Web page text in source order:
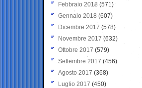
Febbraio 2018 (571)
Gennaio 2018 (607)
Dicembre 2017 (578)
Novembre 2017 (632)
Ottobre 2017 (579)
Settembre 2017 (456)
Agosto 2017 (368)
Luglio 2017 (450)